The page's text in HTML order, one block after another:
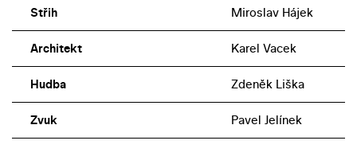
Střih Miroslav Hájek
Architekt Karel Vacek
Hudba Zdeněk Liška
Zvuk Pavel Jelínek